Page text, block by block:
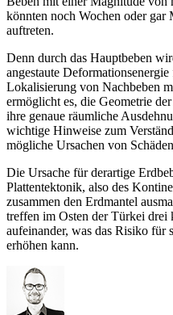
könnten noch Wochen oder gar
auftreten.
Denn durch das Hauptbeben
angestaute
Lokalisierung von Nachbeben
ermöglicht es, die Geometrie
ihre genaue räumliche
wichtige Hinweise zum
mögliche Ursachen von
Die Ursache für derartige
Plattentektonik, also des
zusammen den Erdmantel
treffen im Osten der Türkei drei
aufeinander, was das Risiko für
erhöhen kann.